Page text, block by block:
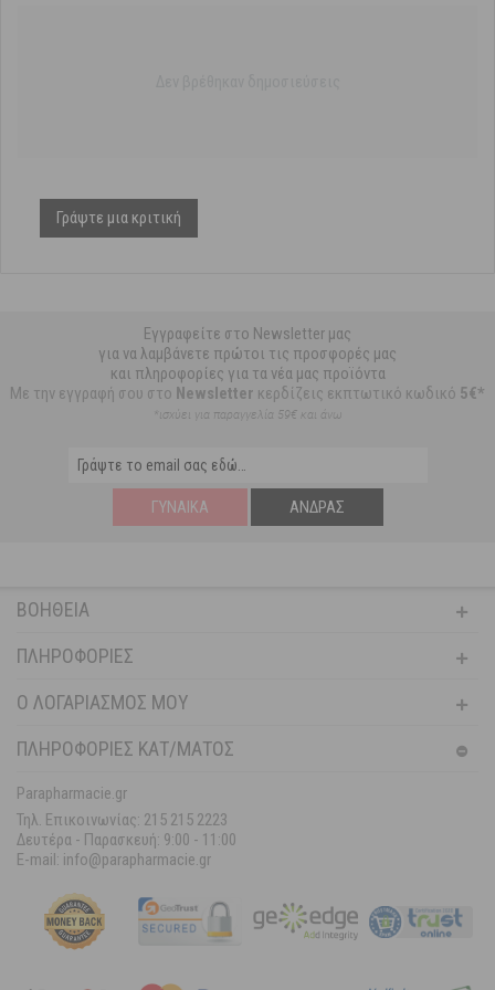
Γράψτε μια κριτική
Εγγραφείτε στο Newsletter μας
για να λαμβάνετε πρώτοι τις προσφορές μας
και πληροφορίες για τα νέα μας προϊόντα
Με την εγγραφή σου στο Newsletter κερδίζεις εκπτωτικό κωδικό 5€*
*ισχύει για παραγγελία 59€ και άνω
ΓΥΝΑΊΚΑ ΆΝΔΡΑΣ
ΒΟΉΘΕΙΑ
ΠΛΗΡΟΦΟΡΊΕΣ
Ο ΛΟΓΑΡΙΑΣΜΌΣ ΜΟΥ
ΠΛΗΡΟΦΟΡΙΕΣ ΚΑΤ/ΜΑΤΟΣ
Parapharmacie.gr
Τηλ. Επικοινωνίας: 215 215 2223
Δευτέρα - Παρασκευή: 9:00 - 11:00
E-mail: info@parapharmacie.gr